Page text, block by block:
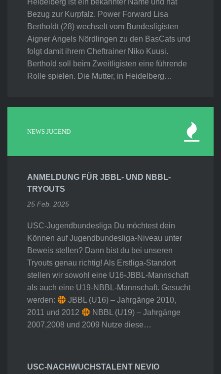
Heidelberg ist ein bekannter Name und hat
Bezug zur Kurpfalz. Power Forward Lisa
Bertholdt (28) wechselt vom Bundesligisten
Aigner Angels Nördlingen zu den BasCats und
folgt damit ihrem Cheftrainer Niko Kuusi.
Berthold soll beim Zweitligisten eine führende
Rolle spielen. Die Mutter, in Heidelberg…
NEWS JUGEND
ANMELDUNG FÜR JBBL- UND NBBL-
TRYOUTS
25 Feb. 2025
USC-Jugendbundesliga Du möchtest dein
Können auf Jugendbundesliga-Niveau unter
Beweis stellen? Dann bist du bei unseren
Tryouts genau richtig! Als Erstliga-Standort
stellen wir sowohl eine U16-JBBL-Mannschaft
als auch eine U19-NBBL-Mannschaft. Gesucht
werden:
JBBL (U16) – Jahrgänge 2010,
2011 und 2012
NBBL (U19) – Jahrgänge
2007,2008 und 2009 Nutze diese…
USC-NACHWUCHSTALENT NEVIO